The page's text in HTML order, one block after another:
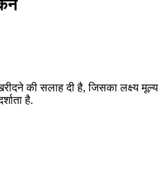
की सलाह दी है, जिसका लक्ष्य मूल्य
है.